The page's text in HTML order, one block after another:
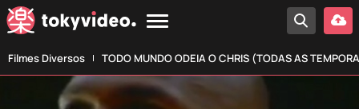
Filmes Diversos TODO MUNDO ODEIA O CHRIS (TODAS AS